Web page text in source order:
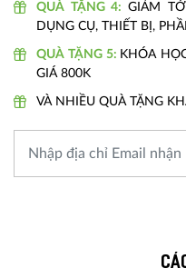
QUÀ TẶNG 4:GIẢM
DỤNG CỤ, THIẾT BỊ,
QUÀ TẶNG 5: KHÓA
GIÁ 800K
VÀ NHIỀU QUÀ TẶNG